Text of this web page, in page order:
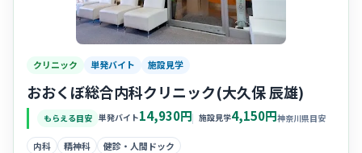
クリニック 単発バイト 施設見学
おおくぼ総合内科クリニック(大久保 辰雄)
もらえる目安 単発バイト14,930円 施設見学4,150円神奈川県目安
内科 精神科 健診・人間ドック